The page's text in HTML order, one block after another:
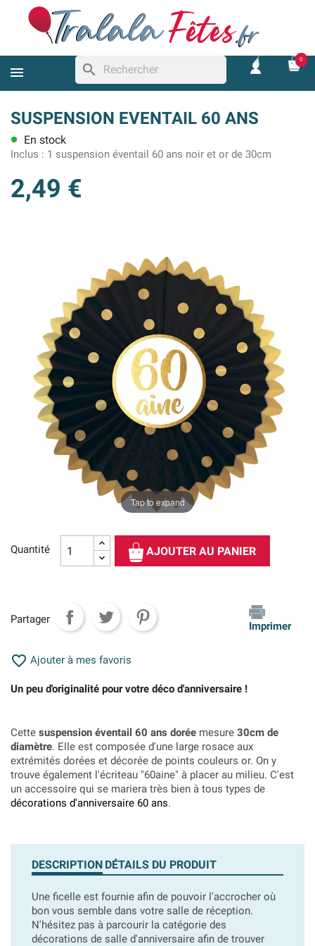
search
0
SUSPENSION EVENTAIL 60 ANS
lens En stock
Inclus : 1 suspension éventail 60 ans noir et or de 30cm
2,49 €
Tap to expand
Quantité AJOUTER AU PANIER
Partager
Imprimer
 Ajouter à mes favoris
Un peu d'originalité pour votre déco d'anniversaire !
Cette suspension éventail 60 ans dorée mesure 30cm de
diamètre. Elle est composée d'une large rosace aux
extrémités dorées et décorée de points couleurs or. On y
trouve également l'écriteau "60aine" à placer au milieu. C'est
un accessoire qui se mariera très bien à tous types de
décorations d'anniversaire 60 ans.
DESCRIPTION DÉTAILS DU PRODUIT
Une ficelle est fournie afin de pouvoir l'accrocher où
bon vous semble dans votre salle de réception.
N'hésitez pas à parcourir la catégorie des
décorations de salle d'anniversaire afin de trouver